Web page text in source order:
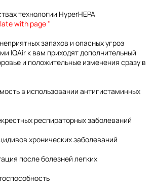
технологии HyperHEPA
with page ''
запахов и опасных угроз
IQAir к вам приходят дополнительный
и положительные изменения сразу в
в использовании антигистаминных
респираторных заболеваний
хронических заболеваний
после болезней легких